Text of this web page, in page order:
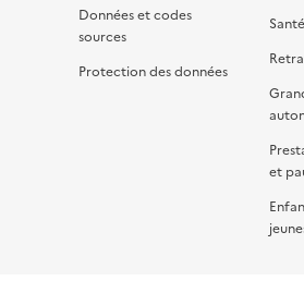
Données et codes
sources
Protection des données
et